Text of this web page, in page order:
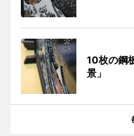
10枚の鋼
景」